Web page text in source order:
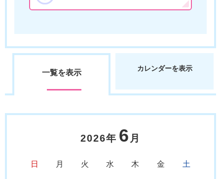
一覧を表示 カレンダーを表示
2026年 6 月
日 月 火 水 木 金 土